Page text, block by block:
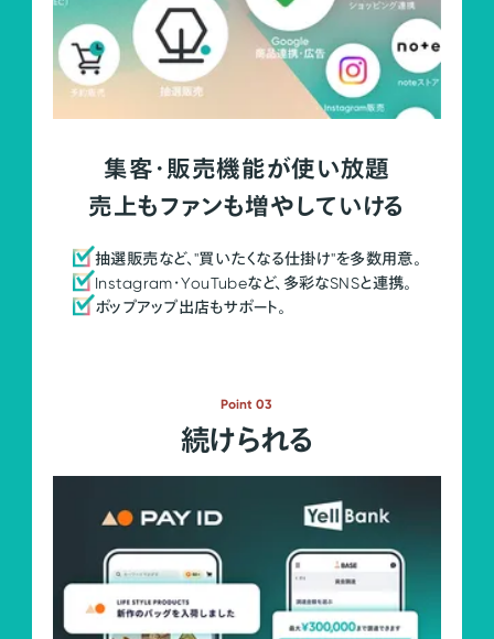
集客・販売機能が使い放題
売上もファンも増やしていける
抽選販売など、"買いたくなる仕掛け"を多数用意。
Instagram・YouTubeなど、多彩なSNSと連携。
ポップアップ出店もサポート。
Point 03
続けられる